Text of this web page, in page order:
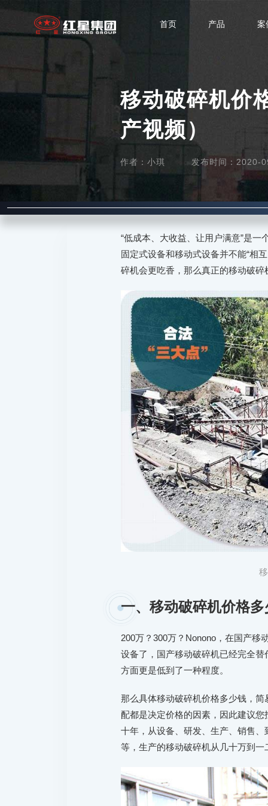
首页 产品 案
移动破碎机价
产视频）
作者：小琪 发布时间：2020-
“低成本、大收益、让用户满意”是
固定式设备和移动式设备并不能“相
碎机会更吃香，那么真正的移动破
一、移动破碎机价格
200万？300万？Nonono，在国产移
设备了，国产移动破碎机已经完全替
方面更是低到了一种程度。
那么具体移动破碎机价格多少钱，
配都是决定价格的因素，因此建议
十年，从设备、研发、生产、销售
等，生产的移动破碎机从几十万到一